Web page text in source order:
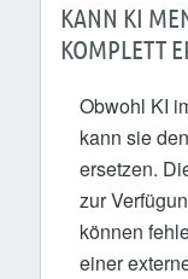
KANN KI
KOMPLETT
Obwohl KI
kann sie
ersetzen.
zur
können
einer